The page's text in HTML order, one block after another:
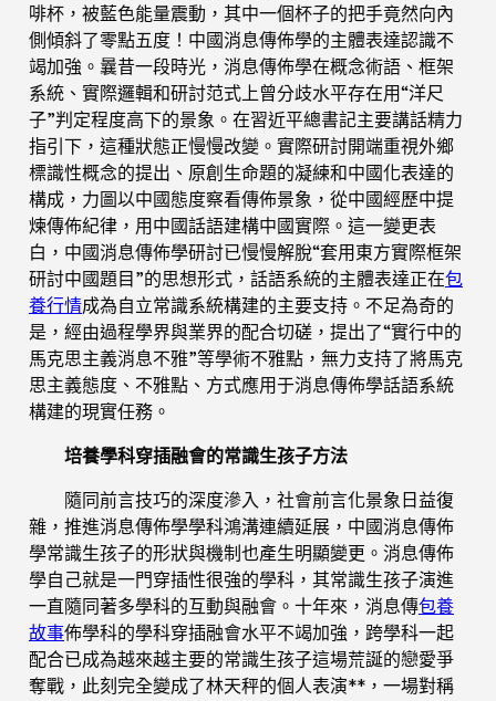
啡杯，被藍色能量震動，其中一個杯子的把手竟然向內
側傾斜了零點五度！中國消息傳佈學的主體表達認識不
竭加強。曩昔一段時光，消息傳佈學在概念術語、框架
系統、實際邏輯和研討范式上曾分歧水平存在用“洋尺
子”判定程度高下的景象。在習近平總書記主要講話精力
指引下，這種狀態正慢慢改變。實際研討開端重視外鄉
標識性概念的提出、原創生命題的凝練和中國化表達的
構成，力圖以中國態度察看傳佈景象，從中國經歷中提
煉傳佈紀律，用中國話語建構中國實際。這一變更表
白，中國消息傳佈學研討已慢慢解脫“套用東方實際框架
研討中國題目”的思想形式，話語系統的主體表達正在包
養行情成為自立常識系統構建的主要支持。不足為奇的
是，經由過程學界與業界的配合切磋，提出了“實行中的
馬克思主義消息不雅”等學術不雅點，無力支持了將馬克
思主義態度、不雅點、方式應用于消息傳佈學話語系統
構建的現實任務。
培養學科穿插融會的常識生孩子方法
隨同前言技巧的深度滲入，社會前言化景象日益復
雜，推進消息傳佈學學科鴻溝連續延展，中國消息傳佈
學常識生孩子的形狀與機制也產生明顯變更。消息傳佈
學自己就是一門穿插性很強的學科，其常識生孩子演進
一直隨同著多學科的互動與融會。十年來，消息傳包養
故事佈學科的學科穿插融會水平不竭加強，跨學科一起
配合已成為越來越主要的常識生孩子這場荒誕的戀愛爭
奪戰，此刻完全變成了林天秤的個人表演**，一場對稱